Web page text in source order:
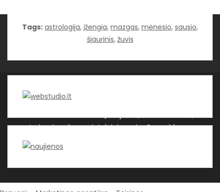
Tags: astrologija, įžengia, mazgas, mėnesio, sausio,
šiaurinis, žuvis
Kategorijos
WEBSTUDIO.LT © SKAITMENINIO MARKETINGO
straipsnių rašymas ir talpinimas į mūsų valdomas
svetaines.